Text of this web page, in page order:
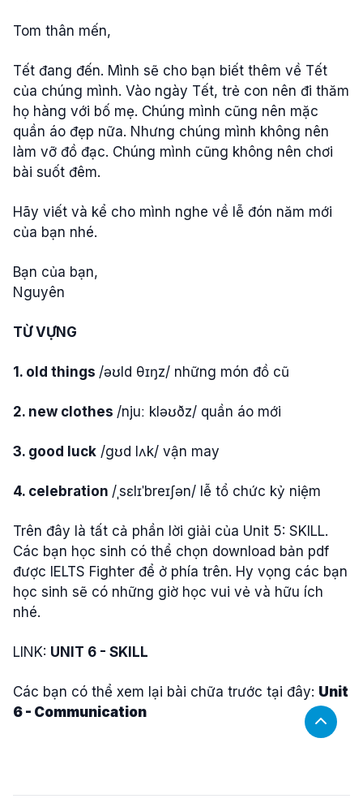
Tom thân mến,
Tết đang đến. Mình sẽ cho bạn biết thêm về Tết
của chúng mình. Vào ngày Tết, trẻ con nên đi thăm
họ hàng với bố mẹ. Chúng mình cũng nên mặc
quần áo đẹp nữa. Nhưng chúng mình không nên
làm vỡ đồ đạc. Chúng mình cũng không nên chơi
bài suốt đêm.
Hãy viết và kể cho mình nghe về lễ đón năm mới
của bạn nhé.
Bạn của bạn,
Nguyên
TỪ VỰNG
1. old things /əʊld θɪŋz/ những món đồ cũ
2. new clothes /njuː kləʊðz/ quần áo mới
3. good luck /gʊd lʌk/ vận may
4. celebration /ˌsɛlɪˈbreɪʃən/ lễ tổ chức kỷ niệm
Trên đây là tất cả phần lời giải của Unit 5: SKILL.
Các bạn học sinh có thể chọn download bản pdf
được IELTS Fighter để ở phía trên. Hy vọng các bạn
học sinh sẽ có những giờ học vui vẻ và hữu ích
nhé.
LINK: UNIT 6 - SKILL
Các bạn có thể xem lại bài chữa trước tại đây: Unit
6 - Communication